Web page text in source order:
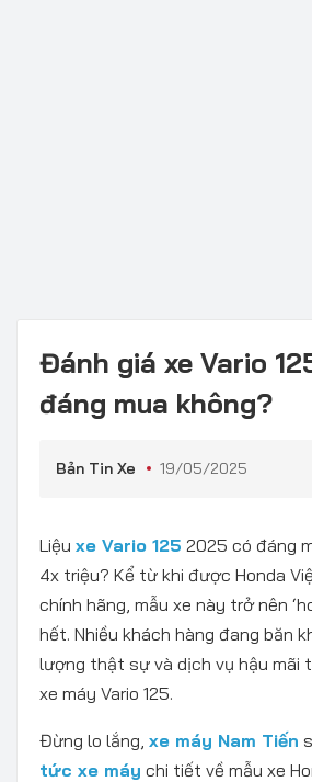
Đánh giá xe Vario
đáng mua không?
Bản Tin Xe 19/05/2025
Liệu xe Vario 125 2025 có đáng
4x triệu? Kể từ khi được Honda
chính hãng, mẫu xe này trở nên
hết. Nhiều khách hàng đang băn
lượng thật sự và dịch vụ hậu mãi
xe máy Vario 125.
Đừng lo lắng, xe máy Nam Tiến
tức xe máy chi tiết về mẫu xe